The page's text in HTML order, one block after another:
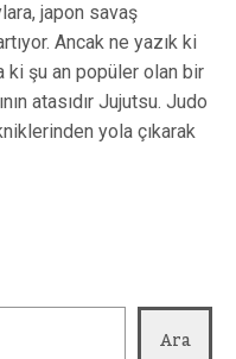
japon savaş
Ancak ne yazık ki
şu an popüler olan bir
atasıdır Jujutsu. Judo
yola çıkarak
Ara